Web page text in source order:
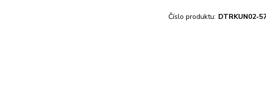
Číslo produktu: DTRKUN02-